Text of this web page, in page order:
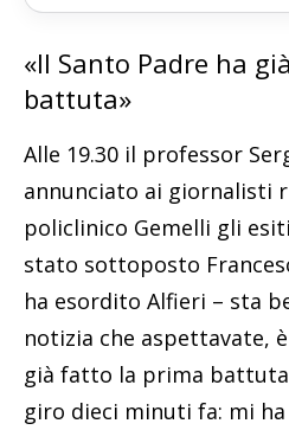
«Il Santo Padre ha
battuta»
Alle 19.30 il professor
annunciato ai giornalisti
policlinico Gemelli gli
stato sottoposto
ha esordito Alfieri – sta
notizia che aspettavate,
già fatto la prima
giro dieci minuti fa: mi